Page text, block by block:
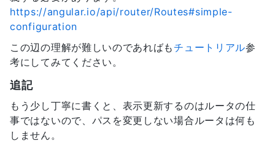
https://angular.io/api/router/Routes#simple-
configuration
この辺の理解が難しいのであればもチュートリアル参
考にしてみてください。
追記
もう少し丁寧に書くと、表示更新するのはルータの仕
事ではないので、パスを変更しない場合ルータは何も
しません。